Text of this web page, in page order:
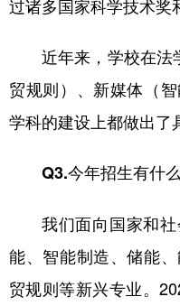
过诸多国家科学技术奖
近年来，学校在
贸规则）、新媒体（
学科的建设上都做出了
Q3.今年招生有什
我们面向国家和
能、智能制造、储能
贸规则等新兴专业。